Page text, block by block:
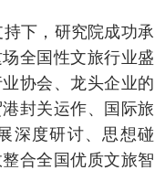
下，研究院成功承
全国性文旅行业盛
协会、龙头企业的
封关运作、国际旅
深度研讨、思想碰
合全国优质文旅智